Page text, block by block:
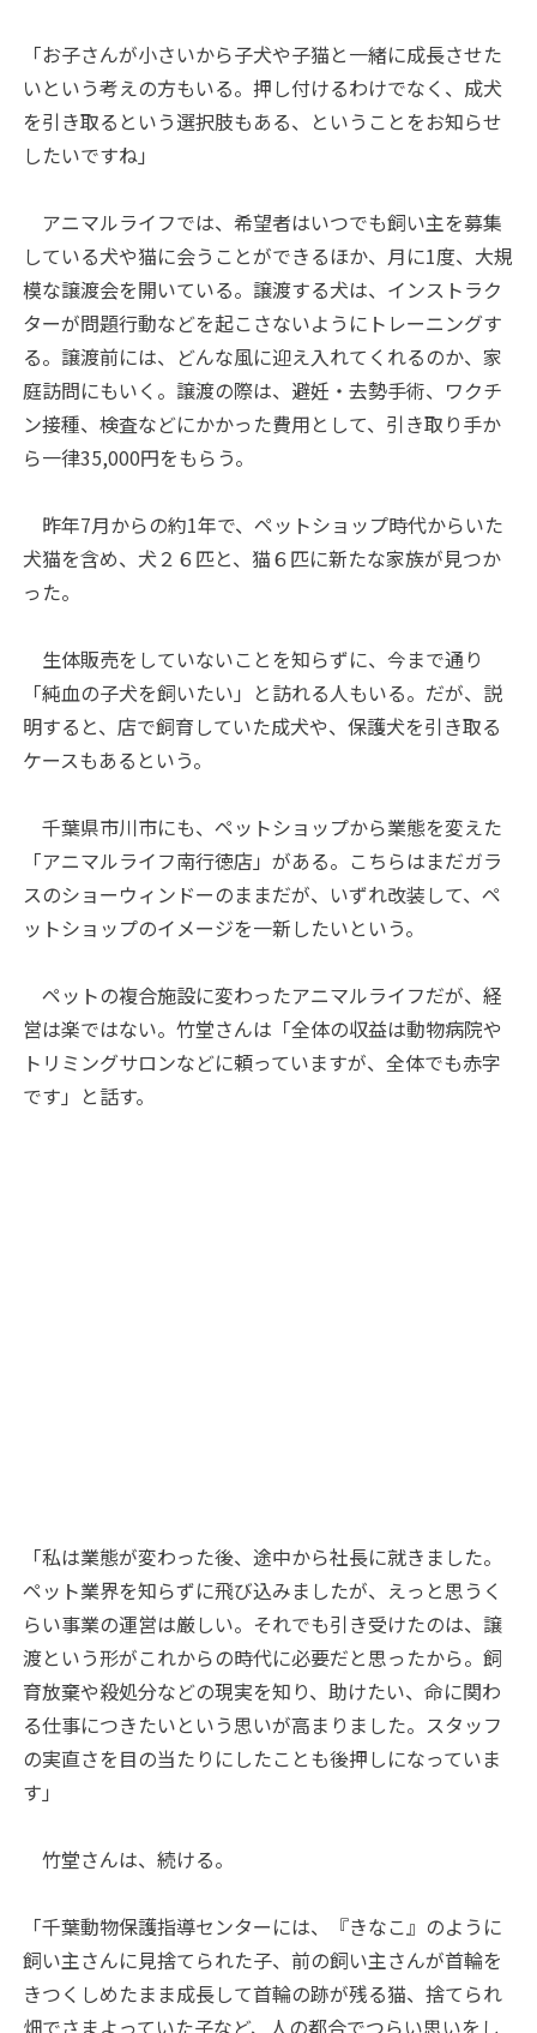
「お子さんが小さいから子犬や子猫と一緒に成長させた
いという考えの方もいる。押し付けるわけでなく、成犬
を引き取るという選択肢もある、ということをお知らせ
したいですね」
アニマルライフでは、希望者はいつでも飼い主を募集
している犬や猫に会うことができるほか、月に1度、大規
模な譲渡会を開いている。譲渡する犬は、インストラク
ターが問題行動などを起こさないようにトレーニングす
る。譲渡前には、どんな風に迎え入れてくれるのか、家
庭訪問にもいく。譲渡の際は、避妊・去勢手術、ワクチ
ン接種、検査などにかかった費用として、引き取り手か
ら一律35,000円をもらう。
昨年7月からの約1年で、ペットショップ時代からいた
犬猫を含め、犬２６匹と、猫６匹に新たな家族が見つか
った。
生体販売をしていないことを知らずに、今まで通り
「純血の子犬を飼いたい」と訪れる人もいる。だが、説
明すると、店で飼育していた成犬や、保護犬を引き取る
ケースもあるという。
千葉県市川市にも、ペットショップから業態を変えた
「アニマルライフ南行徳店」がある。こちらはまだガラ
スのショーウィンドーのままだが、いずれ改装して、ペ
ットショップのイメージを一新したいという。
ペットの複合施設に変わったアニマルライフだが、経
営は楽ではない。竹堂さんは「全体の収益は動物病院や
トリミングサロンなどに頼っていますが、全体でも赤字
です」と話す。
「私は業態が変わった後、途中から社長に就きました。
ペット業界を知らずに飛び込みましたが、えっと思うく
らい事業の運営は厳しい。それでも引き受けたのは、譲
渡という形がこれからの時代に必要だと思ったから。飼
育放棄や殺処分などの現実を知り、助けたい、命に関わ
る仕事につきたいという思いが高まりました。スタッフ
の実直さを目の当たりにしたことも後押しになっていま
す」
竹堂さんは、続ける。
「千葉動物保護指導センターには、『きなこ』のように
飼い主さんに見捨てられた子、前の飼い主さんが首輪を
きつくしめたまま成長して首輪の跡が残る猫、捨てられ